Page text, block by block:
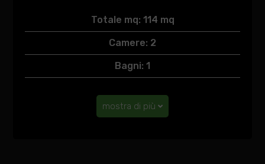
Totale mq: 114 mq
Camere: 2
Bagni: 1
mostra di più